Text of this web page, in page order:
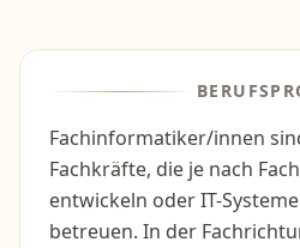
Fachinformatiker/innen
Fachkräfte, die je nach
entwickeln oder IT-
betreuen. In der